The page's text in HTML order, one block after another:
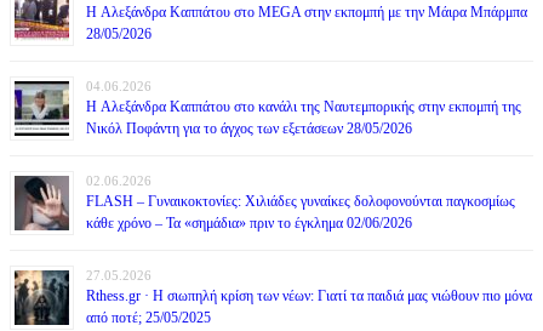
H Αλεξάνδρα Καππάτου στο MEGA στην εκπομπή με την Μάιρα Mπάρμπα
28/05/2026
04.06.2026
H Αλεξάνδρα Καππάτου στο κανάλι της Ναυτεμπορικής στην εκπομπή της
Νικόλ Ποφάντη για το άγχος των εξετάσεων 28/05/2026
02.06.2026
FLASH – Γυναικοκτονίες: Χιλιάδες γυναίκες δολοφονούνται παγκοσμίως
κάθε χρόνο – Τα «σημάδια» πριν το έγκλημα 02/06/2026
27.05.2026
Rthess.gr · Η σιωπηλή κρίση των νέων: Γιατί τα παιδιά μας νιώθουν πιο μόνα
από ποτέ; 25/05/2025